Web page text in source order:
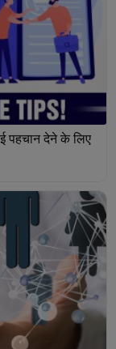
पहचान देने के लिए